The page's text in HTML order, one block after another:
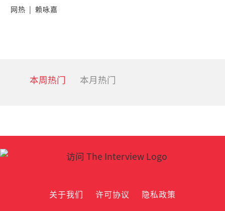
网热 | 赖咏嘉
本周热门 本月热门
关于我们 许可协议
隐私政策